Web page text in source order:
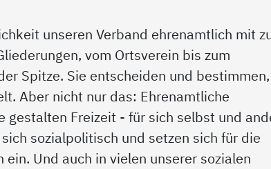
unseren Verband ehrenamtlich mit
vom Ortsverein bis zum
Spitze. Sie entscheiden und
Aber nicht nur das: Ehrenamtliche
gestalten Freizeit - für sich selbst und
sozialpolitisch und setzen sich für die
Und auch in vielen unserer sozialen